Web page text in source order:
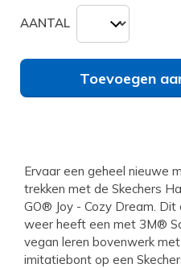
AANTAL
Toevoegen
Ervaar een geheel nieuwe
trekken met de Skechers
GO® Joy - Cozy Dream. Dit
weer heeft een met 3M®
vegan leren bovenwerk
imitatiebont op een